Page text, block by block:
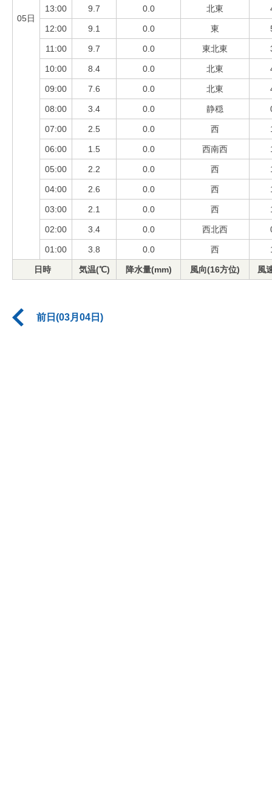
05日
13:00 9.7 0.0 北東
12:00 9.1 0.0 東
11:00 9.7 0.0 東北東
10:00 8.4 0.0 北東
09:00 7.6 0.0 北東
08:00 3.4 0.0 静穏
07:00 2.5 0.0 西
06:00 1.5 0.0 西南西
05:00 2.2 0.0 西
04:00 2.6 0.0 西
03:00 2.1 0.0 西
02:00 3.4 0.0 西北西
01:00 3.8 0.0 西
日時 気温(℃) 降水量(mm) 風向(16方位) 風
前日(03月04日)